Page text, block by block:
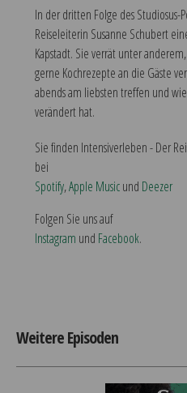
In der dritten Folge des Studiosus-
Reiseleiterin Susanne Schubert
Kapstadt. Sie verrät unter
gerne Kochrezepte an die Gäste
abends am liebsten treffen und
verändert hat.
Sie finden Intensiverleben - Der
bei
Spotify,Apple Musicund Deezer
Folgen Sie uns auf
Instagram und Facebook.
Weitere Episoden